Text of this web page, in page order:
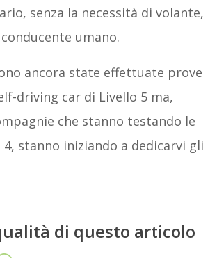
senza la necessità di volante,
umano.
ancora state effettuate prove
driving car di Livello 5 ma,
che stanno testando le
stanno iniziando a dedicarvi gli
di questo articolo